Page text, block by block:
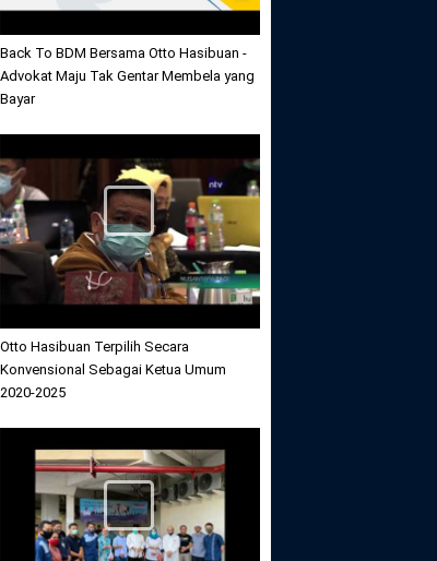
Back To BDM Bersama Otto Hasibuan -
Advokat Maju Tak Gentar Membela yang
Bayar
Otto Hasibuan Terpilih Secara
Konvensional Sebagai Ketua Umum
2020-2025